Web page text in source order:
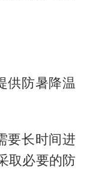
供防暑降温
要长时间进
取必要的防